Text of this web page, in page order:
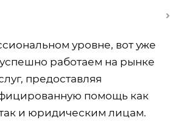
уровне, вот уже
работаем на рынке
предоставляя
помощь как
и юридическим лицам.